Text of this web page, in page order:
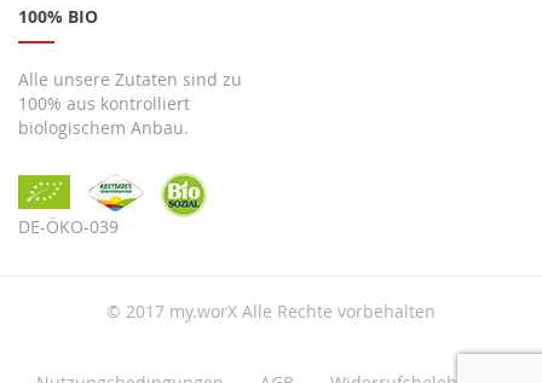
100% BIO
Alle unsere Zutaten sind zu
100% aus kontrolliert
biologischem Anbau.
DE-ÖKO-039
© 2017 my.worX Alle Rechte vorbehalten